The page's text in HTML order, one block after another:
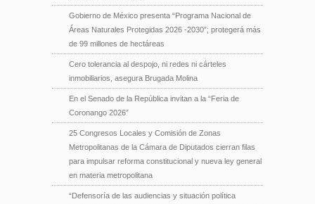
Gobierno de México presenta “Programa Nacional de
Áreas Naturales Protegidas 2026 -2030”; protegerá más
de 99 millones de hectáreas
Cero tolerancia al despojo, ni redes ni cárteles
inmobiliarios, asegura Brugada Molina
En el Senado de la República invitan a la “Feria de
Coronango 2026”
25 Congresos Locales y Comisión de Zonas
Metropolitanas de la Cámara de Diputados cierran filas
para impulsar reforma constitucional y nueva ley general
en materia metropolitana
“Defensoría de las audiencias y situación política